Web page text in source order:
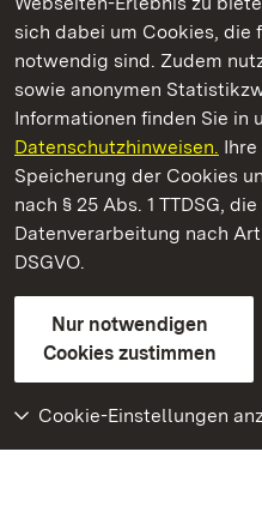
sich dabei um Cookies, die
notwendig sind. Zudem
sowie anonymen
Informationen finden Sie in
Datenschutzhinweisen.
Speicherung der Cookies
nach § 25 Abs. 1 TTDSG,
Datenverarbeitung nach
DSGVO.
Nur notwendigen
Cookies zustimmen
Cookie-Einstellungen
Kommen. Staunen.
Burg Badenweiler
Staatliche Schlösser und
Kontakt
GebärdenspracheLeichte
Erklärung zur Barrierefreiheit
BITV-konform (geprüfte
Weiteres